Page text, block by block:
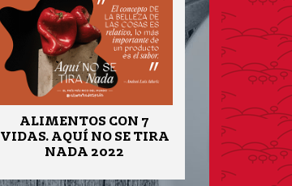
ALIMENTOS CON 7
VIDAS. AQUÍ NO SE TIRA
NADA 2022